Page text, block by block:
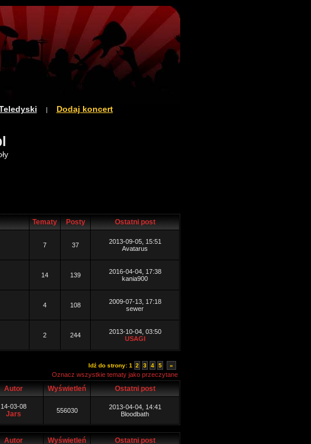
| Dodaj koncert
Tematy Posty Ostatni post
7 37
2013-09-05, 15:51
Avatarus
14 139
2016-04-04, 17:38
kania900
4 108
2009-07-13, 17:18
sewer
2 244
2013-10-04, 03:50
USAGI
Idź do strony: 1 2 3 4 5 »
Oznacz wszystkie tematy jako przeczytane
Autor Wyświetleń
Ostatni post
14-03-08
Jars 556030
2013-04-04, 14:41
Bloodbath
Autor Wyświetleń Ostatni post